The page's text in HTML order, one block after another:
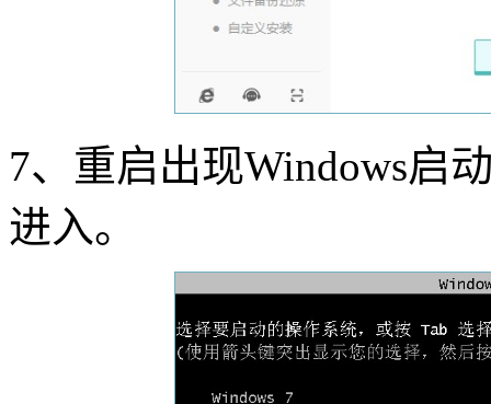
7、重启出现Windows启
进入。